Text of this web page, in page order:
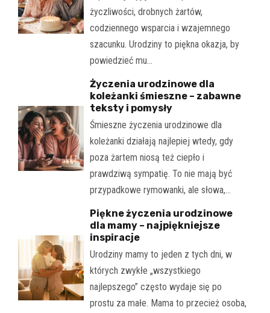
życzliwości, drobnych żartów,
codziennego wsparcia i wzajemnego
szacunku. Urodziny to piękna okazja, by
powiedzieć mu…
Życzenia urodzinowe dla
koleżanki śmieszne – zabawne
teksty i pomysły
Śmieszne życzenia urodzinowe dla
koleżanki działają najlepiej wtedy, gdy
poza żartem niosą też ciepło i
prawdziwą sympatię. To nie mają być
przypadkowe rymowanki, ale słowa,…
Piękne życzenia urodzinowe
dla mamy – najpiękniejsze
inspiracje
Urodziny mamy to jeden z tych dni, w
których zwykłe „wszystkiego
najlepszego” często wydaje się po
prostu za małe. Mama to przecież osoba,